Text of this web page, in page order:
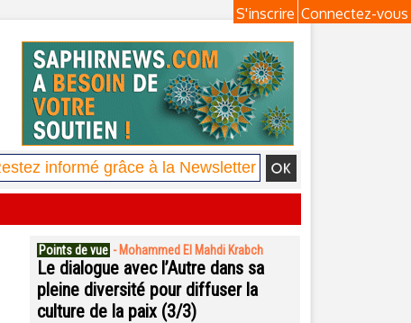
Connectez-vous
S'inscrire
Points de vue - Mohammed El Mahdi Krabch
Le dialogue avec l’Autre dans sa
pleine diversité pour diffuser la
culture de la paix (3/3)